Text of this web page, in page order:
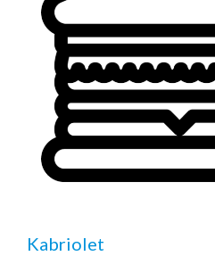
Kabriolet